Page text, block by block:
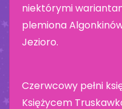
niektórymi
plemiona
Jezioro.
Czerwcowy pełni
Księżycem